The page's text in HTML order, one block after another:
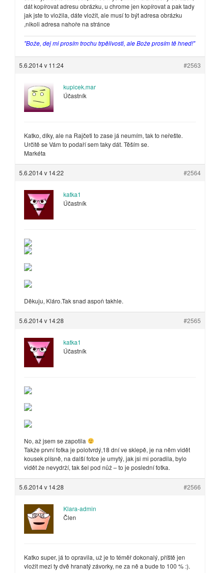
dát kopírovat adresu obrázku, u chrome jen kopírovat a pak tady
jak jste to vložila, dáte vložit, ale musí to být adresa obrázku
,nikoli adresa nahoře na stránce
"Bože, dej mi prosím trochu trpělivosti, ale Bože prosím tě hned!"
5.6.2014 v 11:24 #2563
kupicek.mar
Účastník
Katko, díky, ale na Rajčeti to zase já neumím, tak to neřešte.
Určitě se Vám to podaří sem taky dát. Těším se.
Markéta
5.6.2014 v 14:22 #2564
katka1
Účastník
Děkuju, Kláro.Tak snad aspoň takhle.
5.6.2014 v 14:28 #2565
katka1
Účastník
No, až jsem se zapotila
Takže první fotka je polotvrdý,18 dní ve sklepě, je na něm vidět
kousek plísně, na další fotce je umytý, jak jsi mi poradila, bylo
vidět že nevydrží, tak šel pod nůž – to je poslední fotka.
5.6.2014 v 14:28 #2566
Klara-admin
Člen
Katko super, já to opravila, už je to téměř dokonalý, příště jen
vložit mezi ty dvě hranatý závorky, ne za ně a bude to 100 % :).